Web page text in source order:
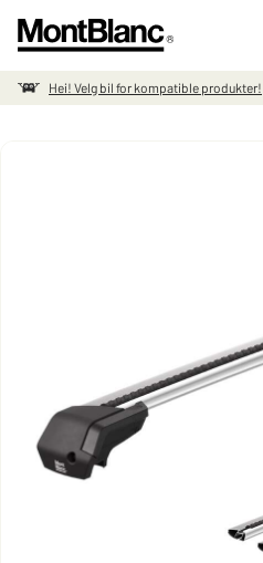
Hei! Velg bil for kompatible produkter!